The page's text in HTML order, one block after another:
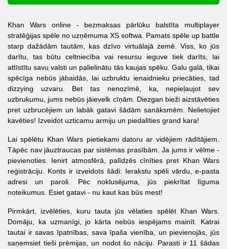
Khan Wars online - bezmaksas pārlūku balstīta multiplayer
stratēģijas spēle no uzņēmuma XS softwa. Pamats spēle up battle
starp dažādām tautām, kas dzīvo virtuālajā zemē. Viss, ko jūs
darītu, tas būtu celtniecība vai resursu ieguve tiek darīts, lai
attīstītu savu valsti un palielinātu tās kaujas spēku. Galu galā, tikai
spēcīga nebūs jābaidās, lai uzbruktu ienaidnieku priecāties, tad
dizzying uzvaru. Bet tas nenozīmē, ka, nepieļaujot sev
uzbrukumu, jums nebūs jāievelk cīņām. Diezgan bieži aizstāvēties
pret uzbrucējiem un labāk gatavi šādām sanāksmēm. Nelietojiet
kavēties! Izveidot uzticamu armiju un piedalīties grand kara!
Lai spēlētu Khan Wars pietiekami datoru ar vidējiem rādītājiem.
Tāpēc nav jāuztraucas par sistēmas prasībām. Ja jums ir vēlme -
pievienoties. Ienirt atmosfērā, palīdzēs cīnīties pret Khan Wars
reģistrāciju. Konts ir izveidots šādi: Ierakstu spēli vārdu, e-pasta
adresi un paroli. Pēc noklusējuma, jūs piekrītat līguma
noteikumus. Esiet gatavi - nu kaut kas būs mest!
Pirmkārt, izvēlēties, kuru tauta jūs vēlaties spēlēt Khan Wars.
Domāju, ka uzmanīgi, jo kārta nebūs iespējams mainīt. Katrai
tautai ir savas īpatnības, sava īpaša vienība, un pievienojās, jūs
saņemsiet tieši prēmijas, un nodot šo nāciju. Parasti ir 11 šādas